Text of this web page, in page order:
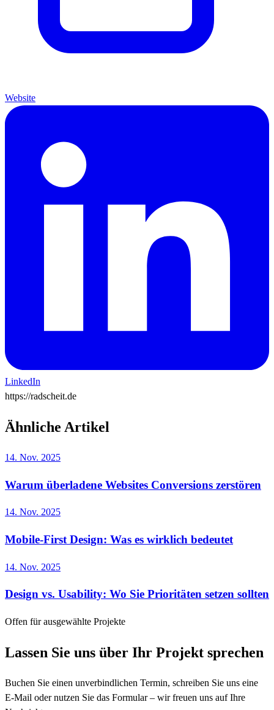
Website
LinkedIn
https://radscheit.de
Ähnliche Artikel
14. Nov. 2025
Warum überladene Websites Conversions zerstören
14. Nov. 2025
Mobile-First Design: Was es wirklich bedeutet
14. Nov. 2025
Design vs. Usability: Wo Sie Prioritäten setzen sollten
Offen für ausgewählte Projekte
Lassen Sie uns über Ihr Projekt sprechen
Buchen Sie einen unverbindlichen Termin, schreiben Sie uns eine
E-Mail oder nutzen Sie das Formular – wir freuen uns auf Ihre